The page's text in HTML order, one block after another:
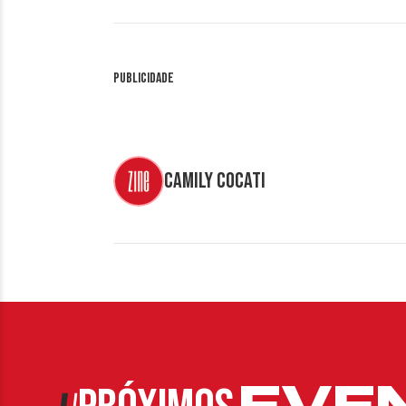
Publicidade
Camily Cocati